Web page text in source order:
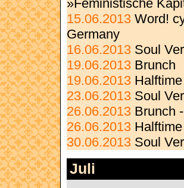
»Feministische
15.06.2013 Word!
Germany
16.06.2013 Soul
19.06.2013 Brunch
19.06.2013 Halftime
23.06.2013 Soul
26.06.2013 Brunch
26.06.2013 Halftime
30.06.2013 Soul
Juli